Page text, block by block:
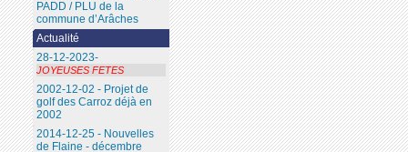
PADD / PLU de la
commune d’Arâches
Actualité
28-12-2023-
JOYEUSES FETES
2002-12-02 - Projet de
golf des Carroz déjà en
2002
2014-12-25 - Nouvelles
de Flaine - décembre